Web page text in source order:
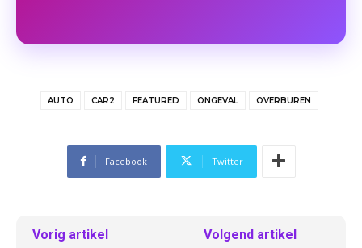
AUTO CAR2 FEATURED ONGEVAL OVERBUREN
Facebook Twitter
Vorig artikel Volgend artikel